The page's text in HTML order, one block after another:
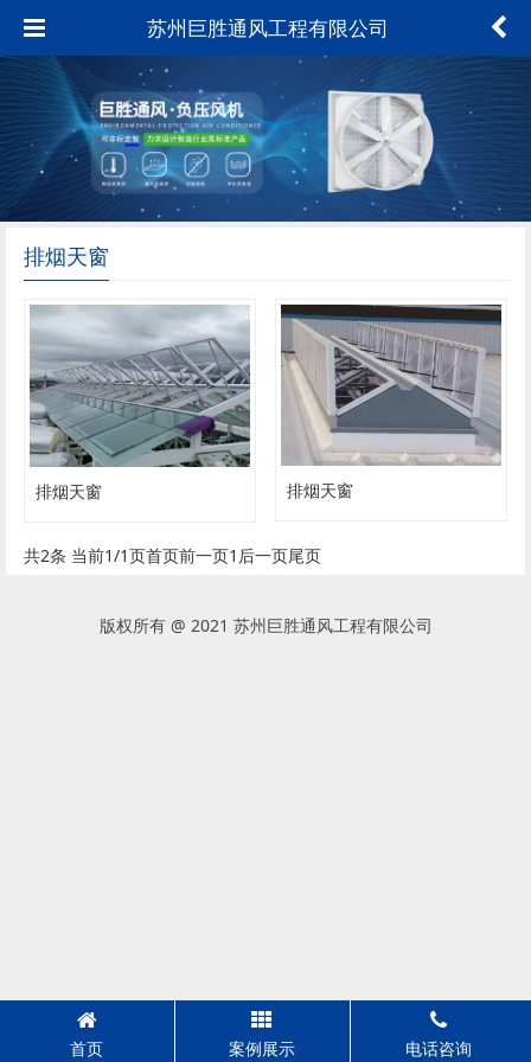
苏州巨胜通风工程有限公司
排烟天窗
排烟天窗 排烟天窗
共2条 当前1/1页首页前一页1 后一页尾页
版权所有 @ 2021 苏州巨胜通风工程有限公司
首页 案例展示 电话咨询